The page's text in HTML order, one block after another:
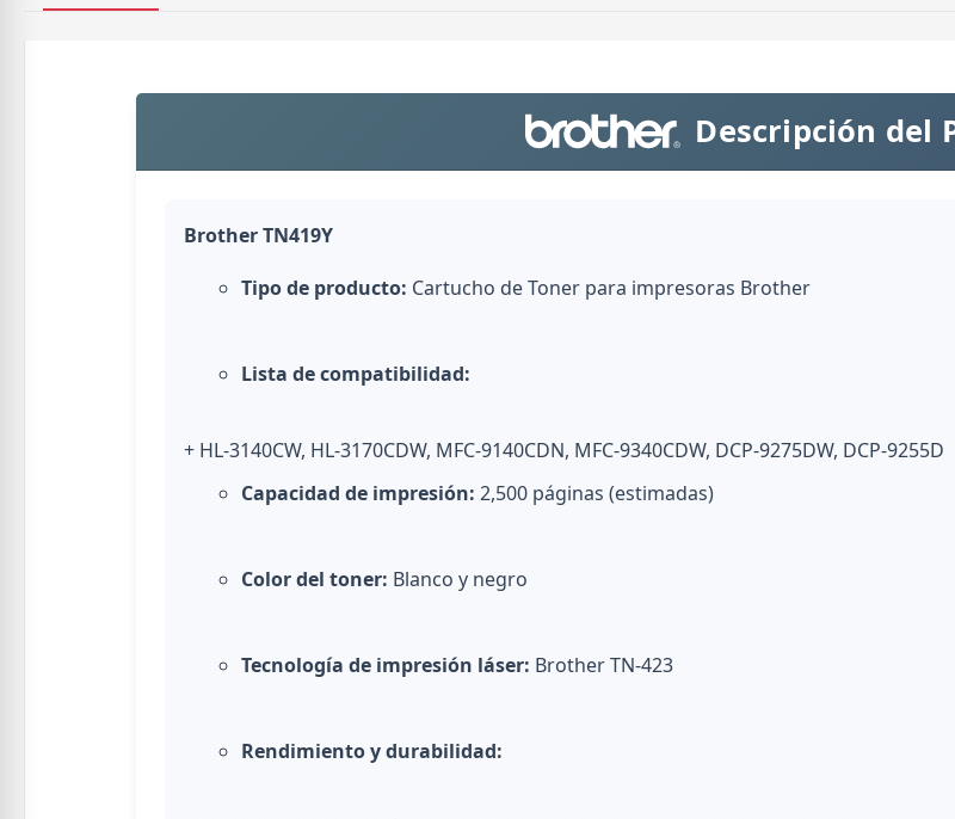
Descripción del
Brother TN419Y
Tipo de producto: Cartucho de Toner para impresoras Brother
Lista de compatibilidad:
+ HL-3140CW, HL-3170CDW, MFC-9140CDN, MFC-9340CDW, DCP-9275DW, DCP-9255D
Capacidad de impresión: 2,500 páginas (estimadas)
Color del toner: Blanco y negro
Tecnología de impresión láser: Brother TN-423
Rendimiento y durabilidad: